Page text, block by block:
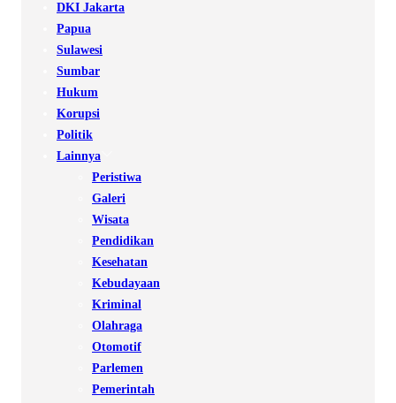
DKI Jakarta
Papua
Sulawesi
Sumbar
Hukum
Korupsi
Politik
Lainnya
Peristiwa
Galeri
Wisata
Pendidikan
Kesehatan
Kebudayaan
Kriminal
Olahraga
Otomotif
Parlemen
Pemerintah